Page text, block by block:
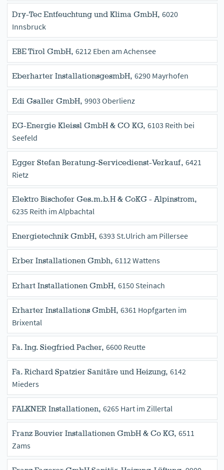
Dry-Tec Entfeuchtung und Klima GmbH, 6020
Innsbruck
EBE Tirol GmbH, 6212 Eben am Achensee
Eberharter InstallationsgesmbH, 6290 Mayrhofen
Edi Gsaller GmbH, 9903 Oberlienz
EG-Energie Kleissl GmbH & CO KG, 6103 Reith bei
Seefeld
Egger Stefan Beratung-Servicedienst-Verkauf, 6421
Rietz
Elektro Bischofer Ges.m.b.H & CoKG - Alpinstrom,
6235 Reith im Alpbachtal
Energietechnik GmbH, 6393 St.Ulrich am Pillersee
Erber Installationen Gmbh, 6112 Wattens
Erhart Installationen GmbH, 6150 Steinach
Erharter Installations GmbH, 6361 Hopfgarten im
Brixental
Fa. Ing. Siegfried Pacher, 6600 Reutte
Fa. Richard Spatzier Sanitäre und Heizung, 6142
Mieders
FALKNER Installationen, 6265 Hart im Zillertal
Franz Bouvier Installationen GmbH & Co KG, 6511
Zams